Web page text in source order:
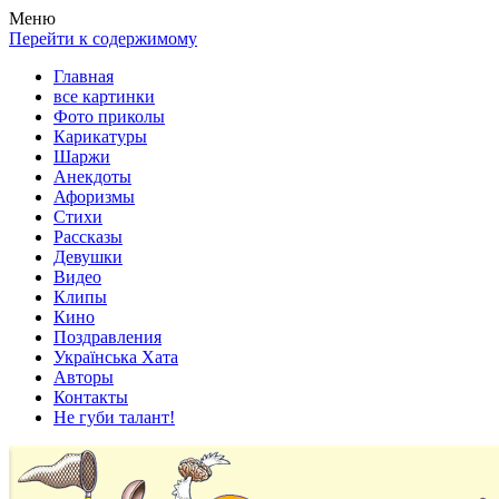
Весела хата — прикольные картинки, смешные истории, клипы!
Покажем всем ваши фото приколы, карикатуры, шаржи, стихи,
Меню
Перейти к содержимому
Главная
все картинки
Фото приколы
Карикатуры
Шаржи
Анекдоты
Афоризмы
Стихи
Рассказы
Девушки
Видео
Клипы
Кино
Поздравления
Українська Хата
Авторы
Контакты
Не губи талант!